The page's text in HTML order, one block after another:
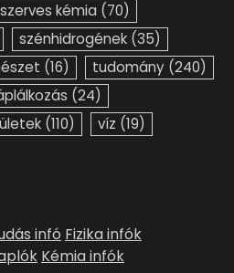
szerves kémia (70)
szénhidrogének (35)
(16) tudomány (240)
(24)
(110) víz (19)
infó Fizika infók
Kémia infók